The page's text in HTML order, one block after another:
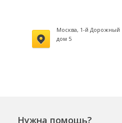
Москва, 1-й Дорожный
дом 5
Нужна помощь?